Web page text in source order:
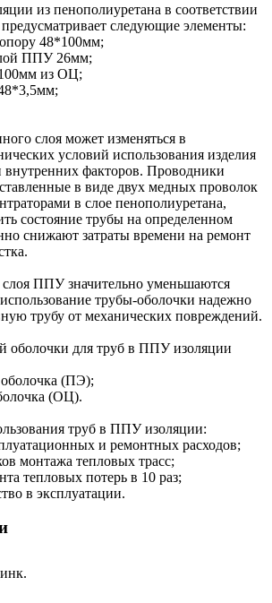
из пенополиуретана в соответствии
следующие элементы:
48*100мм;
ППУ 26мм;
из ОЦ;
слоя может изменяться в
условий использования изделия
факторов. Проводники
в виде двух медных проволок
в слое пенополиуретана,
состояние трубы на определенном
снижают затраты времени на ремонт
ППУ значительно уменьшаются
трубы-оболочки надежно
трубу от механических повреждений.
оболочки для труб в ППУ изоляции
(ПЭ);
(ОЦ).
труб в ППУ изоляции:
и ремонтных расходов;
монтажа тепловых трасс;
тепловых потерь в 10 раз;
в эксплуатации.